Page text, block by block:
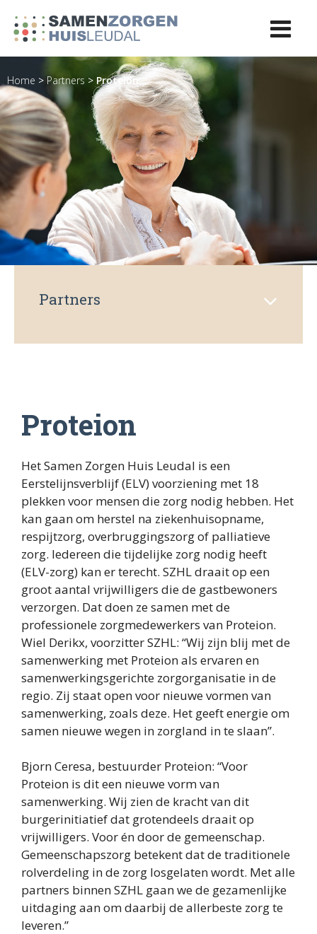
Home > Partners > Proteion
Partners
Laurentius Ziekenhuis
SJG Weert
Huisartsen
Meditta
Provincie limburg
Gemeente Leudal
Stichting Mariabosch
Proteion
Het Samen Zorgen Huis Leudal is een
Eerstelijnsverblijf (ELV) voorziening met 18
plekken voor mensen die zorg nodig hebben. Het
kan gaan om herstel na ziekenhuisopname,
respijtzorg, overbruggingszorg of palliatieve
zorg. Iedereen die tijdelijke zorg nodig heeft
(ELV-zorg) kan er terecht. SZHL draait op een
groot aantal vrijwilligers die de gastbewoners
verzorgen. Dat doen ze samen met de
professionele zorgmedewerkers van Proteion.
Wiel Derikx, voorzitter SZHL: “Wij zijn blij met de
samenwerking met Proteion als ervaren en
samenwerkingsgerichte zorgorganisatie in de
regio. Zij staat open voor nieuwe vormen van
samenwerking, zoals deze. Het geeft energie om
samen nieuwe wegen in zorgland in te slaan”.
Bjorn Ceresa, bestuurder Proteion: “Voor
Proteion is dit een nieuwe vorm van
samenwerking. Wij zien de kracht van dit
burgerinitiatief dat grotendeels draait op
vrijwilligers. Voor én door de gemeenschap.
Gemeenschapszorg betekent dat de traditionele
rolverdeling in de zorg losgelaten wordt. Met alle
partners binnen SZHL gaan we de gezamenlijke
uitdaging aan om daarbij de allerbeste zorg te
leveren.”